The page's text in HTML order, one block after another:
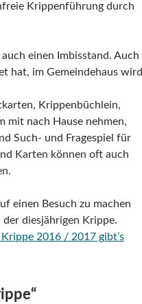
Krippenführung durch
einen Imbisstand. Auch
hat, im Gemeindehaus wird
Krippenbüchlein,
mit nach Hause nehmen,
Such- und Fragespiel für
Karten können oft auch
einen Besuch zu machen
der diesjährigen Krippe.
2016 / 2017 gibt’s